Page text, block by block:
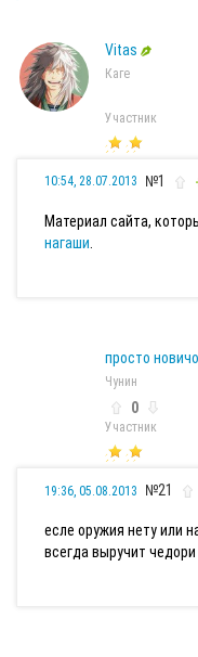
Vitas
Каге
Участник
10:54, 28.07.2013 №1
Материал сайта,
нагаши
просто
Чунин
0
Участник
19:36, 05.08.2013 №21
есле оружия нету или
всегда выручит